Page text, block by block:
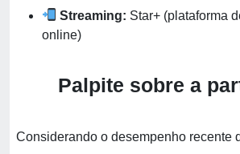
Streaming: Star+ (plataforma
online)
Palpite sobre a
Considerando o desempenho recente